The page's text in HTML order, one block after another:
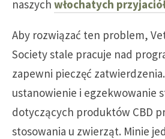
naszych włochatych
Aby rozwiązać ten problem,
Society stale pracuje nad
zapewni pieczęć
ustanowienie i egzekwowanie
dotyczących produktów CBD
stosowania u zwierząt. Minie